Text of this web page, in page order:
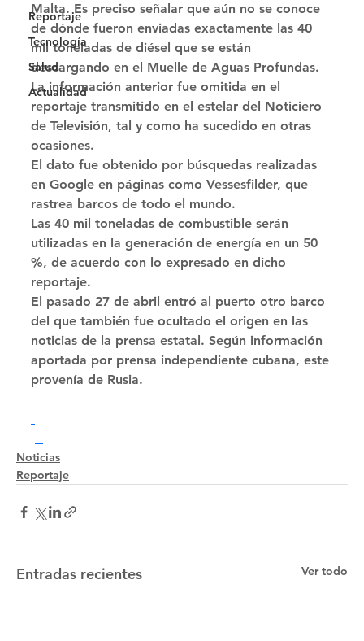
Reportaje
Tecnología
Salud
Actualidad
Malta. Es preciso señalar que aún no se conoce
de dónde fueron enviadas exactamente las 40
mil toneladas de diésel que se están
descargando en el Muelle de Aguas Profundas.
La información anterior fue omitida en el
reportaje transmitido en el estelar del Noticiero
de Televisión, tal y como ha sucedido en otras
ocasiones.
El dato fue obtenido por búsquedas realizadas
en Google en páginas como Vessesfilder, que
rastrea barcos de todo el mundo.
Las 40 mil toneladas de combustible serán
utilizadas en la generación de energía en un 50
%, de acuerdo con lo expresado en dicho
reportaje.
El pasado 27 de abril entró al puerto otro barco
del que también fue ocultado el origen en las
noticias de la prensa estatal. Según información
aportada por prensa independiente cubana, este
provenía de Rusia.
Noticias
Reportaje
Entradas recientes Ver todo